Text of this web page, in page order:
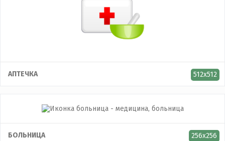
АПТЕЧКА 512x512
БОЛЬНИЦА 256x256